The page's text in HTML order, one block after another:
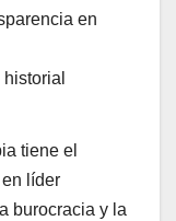
en
tiene el
líder
burocracia y la